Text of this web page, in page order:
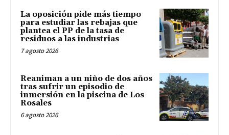
La oposición pide más tiempo
para estudiar las rebajas que
plantea el PP de la tasa de
residuos a las industrias
7 agosto 2026
Reaniman a un niño de dos años
tras sufrir un episodio de
inmersión en la piscina de Los
Rosales
6 agosto 2026